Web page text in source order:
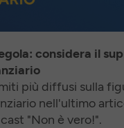
considera il
più diffusi sulla
nell'ultimo
"Non è vero!".